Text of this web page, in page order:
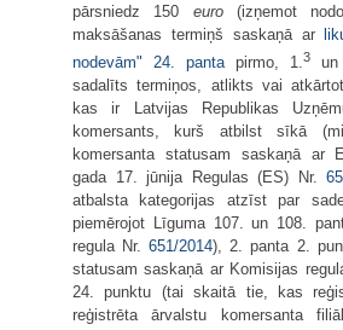
pārsniedz 150 euro(izņemot
maksāšanas termiņš saskaņā ar
nodevām" 24. panta pirmo, 1. 3 un
sadalīts termiņos, atlikts vai
kas ir Latvijas Republikas
komersants, kurš atbilst sīkā
komersanta statusam saskaņā ar
gada 17. jūnija Regulas (ES) Nr.
atbalsta kategorijas atzīst par
piemērojot Līguma 107. un 108.
regula Nr.651/2014), 2. panta 2.
statusam saskaņā ar Komisijas
24. punktu (tai skaitā tie, kas
reģistrēta ārvalstu komersanta